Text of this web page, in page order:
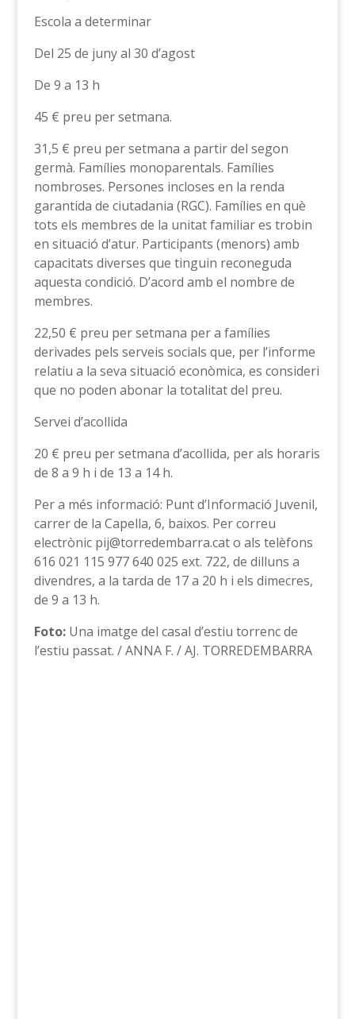
Escola a determinar
Del 25 de juny al 30 d’agost
De 9 a 13 h
45 € preu per setmana.
31,5 € preu per setmana a partir del segon
germà. Famílies monoparentals. Famílies
nombroses. Persones incloses en la renda
garantida de ciutadania (RGC). Famílies en què
tots els membres de la unitat familiar es trobin
en situació d’atur. Participants (menors) amb
capacitats diverses que tinguin reconeguda
aquesta condició. D’acord amb el nombre de
membres.
22,50 € preu per setmana per a famílies
derivades pels serveis socials que, per l’informe
relatiu a la seva situació econòmica, es consideri
que no poden abonar la totalitat del preu.
Servei d’acollida
20 € preu per setmana d’acollida, per als horaris
de 8 a 9 h i de 13 a 14 h.
Per a més informació: Punt d’Informació Juvenil,
carrer de la Capella, 6, baixos. Per correu
electrònic pij@torredembarra.cat o als telèfons
616 021 115 977 640 025 ext. 722, de dilluns a
divendres, a la tarda de 17 a 20 h i els dimecres,
de 9 a 13 h.
Foto:Una imatge del casal d’estiu torrenc de
l’estiu passat. / ANNA F. / AJ. TORREDEMBARRA